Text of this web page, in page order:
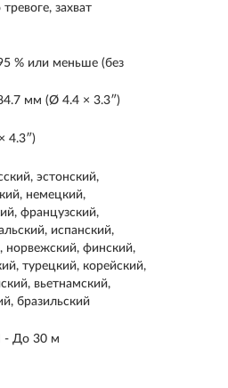
захват
% или меньше (без
мм (Ø 4.4 × 3.3″)
4.3″)
эстонский,
немецкий,
французский,
испанский,
норвежский, финский,
турецкий, корейский,
вьетнамский,
бразильский
- До 30 м